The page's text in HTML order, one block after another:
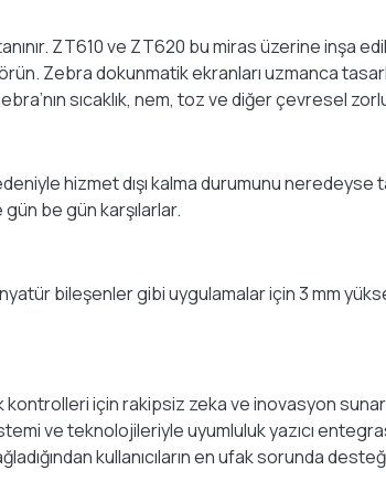
ZT610 ve ZT620 bu miras üzerine inşa
Zebra dokunmatik ekranları uzmanca
sıcaklık, nem, toz ve diğer çevresel
hizmet dışı kalma durumunu neredeyse
gün be gün karşılarlar.
bileşenler gibi uygulamalar için 3 mm
için rakipsiz zeka ve inovasyon sunar.
ve teknolojileriyle uyumluluk yazıcı
kullanıcıların en ufak sorunda